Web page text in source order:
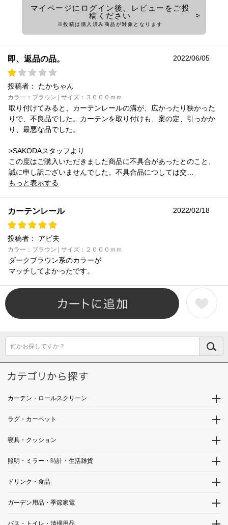
マイページにログイン後、レビューをご投
稿ください
※投稿は購入済み商品が対象となります
即、返品の品。 2022/06/05
投稿者： たかちゃん
カラー：ブラウン | サイズ：３０００ｍｍ
取り付けてみると、カーテンレールの溝が、広かったり狭かった
りで、不良品でした。カーテンを取り付けも、案の定、引っかか
り、最悪な品でした。
>SAKODAスタッフより
この度はご購入いただきました商品に不具合があったとのこと、
誠に申し訳ございませんでした。不具合品につしては交…
もっと表示する
カーテンレール 2022/02/18
投稿者： アビ夫
カラー：ブラウン | サイズ：２０００ｍｍ
ダークブラウン系のカラーが
マッチしてよかったです。
何かお探しですか？
カーテン・ロールスクリーン
ラグ・カーペット
寝具・クッション
照明・ミラー・時計・生活雑貨
ドリンク・食品
ガーデン用品・季節家電
バス・トイレ・清掃用品